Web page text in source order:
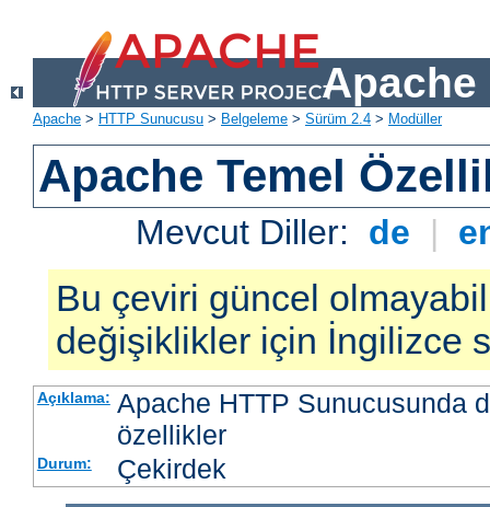
Apache
Apache > HTTP Sunucusu > Belgeleme > Sürüm 2.4 > Modüller
Apache Temel
Mevcut Diller: de |
Bu çeviri güncel
değişiklikler için İngilizce
Açıklama: Apache HTTP Sunucusunda
özellikler
Durum: Çekirdek